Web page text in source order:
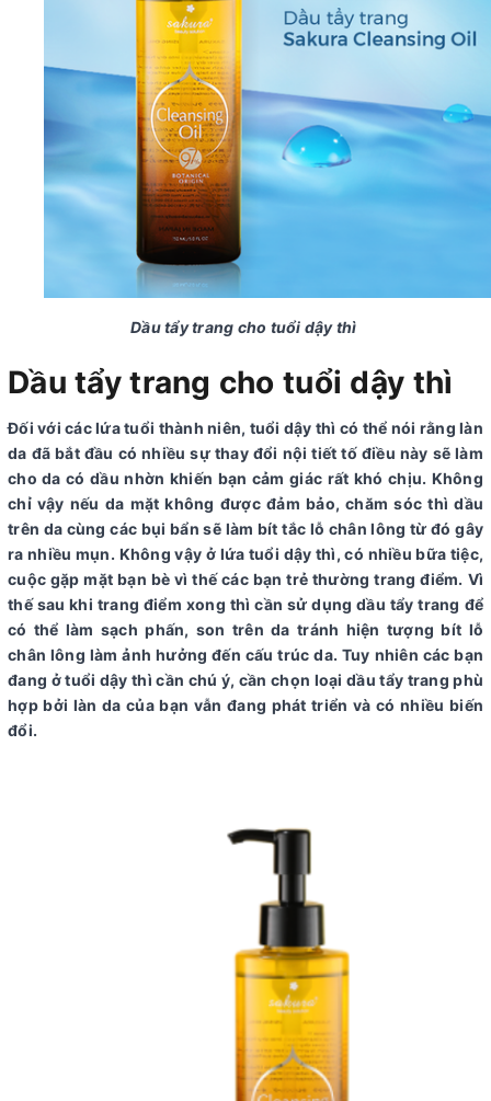
Dầu tẩy trang cho tuổi dậy thì
Dầu tẩy trang cho tuổi dậy thì
Đối với các lứa tuổi thành niên, tuổi dậy thì có thể nói rằng làn
da đã bắt đầu có nhiều sự thay đổi nội tiết tố điều này sẽ làm
cho da có dầu nhờn khiến bạn cảm giác rất khó chịu. Không
chỉ vậy nếu da mặt không được đảm bảo, chăm sóc thì dầu
trên da cùng các bụi bẩn sẽ làm bít tắc lỗ chân lông từ đó gây
ra nhiều mụn. Không vậy ở lứa tuổi dậy thì, có nhiều bữa tiệc,
cuộc gặp mặt bạn bè vì thế các bạn trẻ thường trang điểm. Vì
thế sau khi trang điểm xong thì cần sử dụng dầu tẩy trang để
có thể làm sạch phấn, son trên da tránh hiện tượng bít lỗ
chân lông làm ảnh hưởng đến cấu trúc da. Tuy nhiên các bạn
đang ở tuổi dậy thì cần chú ý, cần chọn loại dầu tẩy trang phù
hợp bởi làn da của bạn vẫn đang phát triển và có nhiều biến
đổi.